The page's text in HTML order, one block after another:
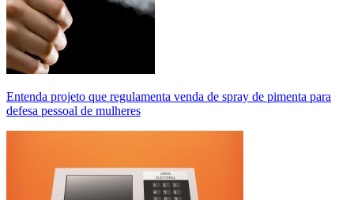
Entenda projeto que regulamenta venda de spray de pimenta para
defesa pessoal de mulheres